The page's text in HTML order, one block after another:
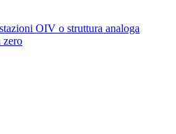
OIV o struttura analoga
zero